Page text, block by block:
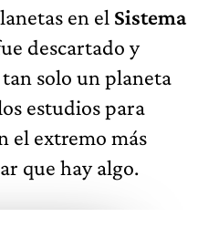
en el Sistema
descartado y
solo un planeta
estudios para
el extremo más
que hay algo.